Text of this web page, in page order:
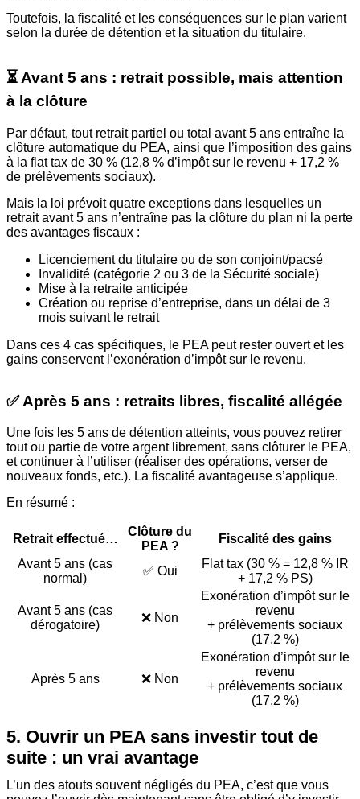
Toutefois, la fiscalité et les conséquences sur le plan varient
selon la durée de détention et la situation du titulaire.
⏳ Avant 5 ans : retrait possible, mais attention
à la clôture
Par défaut, tout retrait partiel ou total avant 5 ans entraîne la
clôture automatique du PEA, ainsi que l’imposition des gains
à la flat tax de 30 % (12,8 % d’impôt sur le revenu + 17,2 %
de prélèvements sociaux).
Mais la loi prévoit quatre exceptions dans lesquelles un
retrait avant 5 ans n’entraîne pas la clôture du plan ni la perte
des avantages fiscaux :
Licenciement du titulaire ou de son conjoint/pacsé
Invalidité (catégorie 2 ou 3 de la Sécurité sociale)
Mise à la retraite anticipée
Création ou reprise d’entreprise, dans un délai de 3
mois suivant le retrait
Dans ces 4 cas spécifiques, le PEA peut rester ouvert et les
gains conservent l’exonération d’impôt sur le revenu.
✅ Après 5 ans : retraits libres, fiscalité allégée
Une fois les 5 ans de détention atteints, vous pouvez retirer
tout ou partie de votre argent librement, sans clôturer le PEA,
et continuer à l’utiliser (réaliser des opérations, verser de
nouveaux fonds, etc.). La fiscalité avantageuse s’applique.
En résumé :
Retrait effectué…
Clôture du
PEA ?
Fiscalité des gains
Avant 5 ans (cas
normal)
✅ Oui
Flat tax (30 % = 12,8 % IR
+ 17,2 % PS)
Avant 5 ans (cas
dérogatoire)
❌ Non
Exonération d’impôt sur le
revenu
+ prélèvements sociaux
(17,2 %)
Après 5 ans ❌ Non
Exonération d’impôt sur le
revenu
+ prélèvements sociaux
(17,2 %)
5. Ouvrir un PEA sans investir tout de
suite : un vrai avantage
L’un des atouts souvent négligés du PEA, c’est que vous